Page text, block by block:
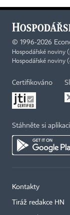
© 1996-2026
Hospodářské
Hospodářské noviny
Certifikováno
Stáhněte si
Kontakty
Tiráž redakce HN